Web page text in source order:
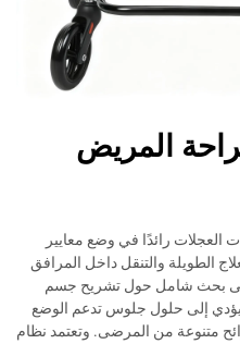
المريض
العجلات رائدًا في وضع معايير
الطويلة والتنقل داخل المرافق
إلى بحث شامل حول تشريح جسم
يؤدي إلى حلول جلوس تدعم الوضع
متنوعة من المرضى. وتعتمد نظام